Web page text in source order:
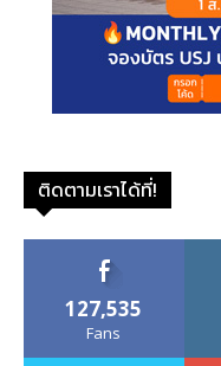
ติดตามเราได้ที่!
127,535
Fans